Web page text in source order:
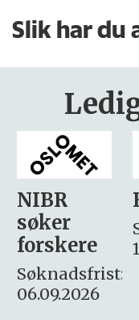
Slik har du
Rektor
Søknadsfrist:
15.09.2026